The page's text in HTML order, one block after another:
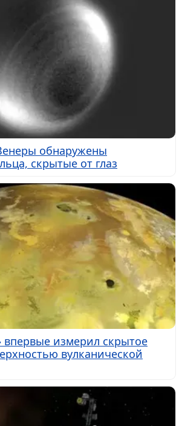
обнаружены
скрытые от глаз
измерил скрытое
вулканической